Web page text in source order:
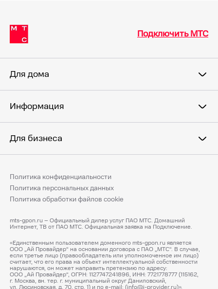
Подключить МТС
Для дома
Информация
Для бизнеса
Политика конфиденциальности
Политика персональных данных
Политика обработки файлов cookie
mts-gpon.ru – Официальный дилер услуг ПАО МТС. Домашний
Интернет, ТВ от ПАО МТС. Официальная заявка на Подключение.
«Единственным пользователем доменного mts-gpon.ru является
ООО „Ай Провайдер“ на основании договора с ПАО „МТС“. В случае,
если третье лицо (правообладатель или уполномоченное им лицо)
считает, что его права на объект интеллектуальной собственности
нарушаются, он может направить претензию по адресу:
ООО „Ай Провайдер“, ОГРН: 1127747241896, ИНН: 7721778777 (115162,
г. Москва, вн. тер. г. муниципальный округ Даниловский,
ул. Люсиновская, д. 70, стр. 1) и по e-mail: (info@i-provider.ru)».